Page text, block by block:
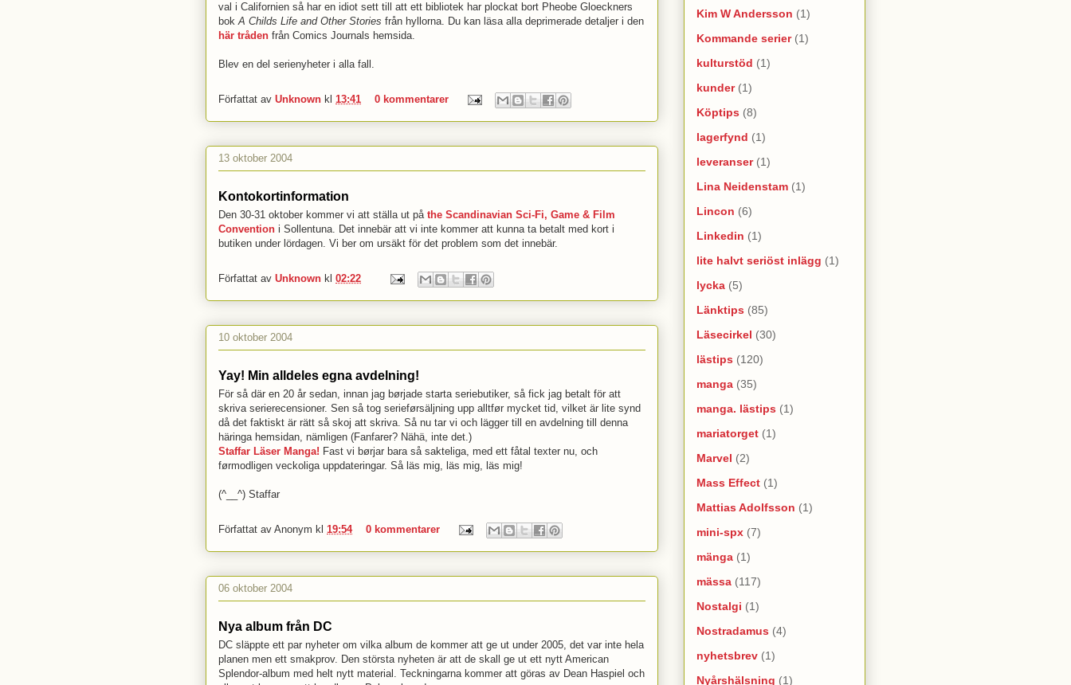
val i Californien så har en idiot sett till att ett bibliotek har plockat bort Pheobe Gloeckners
bokA Childs Life and Other Stories från hyllorna. Du kan läsa alla deprimerade detaljer i den
här tråden från Comics Journals hemsida.
Blev en del serienyheter i alla fall.
Författat av Unknown kl 13:41 0 kommentarer
13 oktober 2004
Kontokortinformation
Den 30-31 oktober kommer vi att ställa ut på the Scandinavian Sci-Fi, Game & Film
Convention i Sollentuna. Det innebär att vi inte kommer att kunna ta betalt med kort i
butiken under lördagen. Vi ber om ursäkt för det problem som det innebär.
Författat av Unknown kl 02:22
10 oktober 2004
Yay! Min alldeles egna avdelning!
För så där en 20 år sedan, innan jag børjade starta seriebutiker, så fick jag betalt för att
skriva serierecensioner. Sen så tog serieførsäljning upp alltfør mycket tid, vilket är lite synd
då det faktiskt är rätt så skoj att skriva. Så nu tar vi och lägger till en avdelning till denna
häringa hemsidan, nämligen (Fanfarer? Nähä, inte det.)
Staffar Läser Manga! Fast vi børjar bara så sakteliga, med ett fåtal texter nu, och
førmodligen veckoliga uppdateringar. Så läs mig, läs mig, läs mig!
(^__^) Staffar
Författat av Anonym kl 19:54 0 kommentarer
06 oktober 2004
Nya album från DC
DC släppte ett par nyheter om vilka album de kommer att ge ut under 2005, det var inte hela
planen men ett smakprov. Den största nyheten är att de skall ge ut ett nytt American
Splendor-album med helt nytt material. Teckningarna kommer att göras av Dean Haspiel och
Kim W Andersson (1)
Kommande serier (1)
kulturstöd (1)
kunder (1)
Köptips (8)
lagerfynd (1)
leveranser (1)
Lina Neidenstam (1)
Lincon (6)
Linkedin (1)
lite halvt seriöst inlägg (1)
lycka (5)
Länktips (85)
Läsecirkel (30)
lästips (120)
manga (35)
manga. lästips (1)
mariatorget (1)
Marvel (2)
Mass Effect (1)
Mattias Adolfsson (1)
mini-spx (7)
mänga (1)
mässa (117)
Nostalgi (1)
Nostradamus (4)
nyhetsbrev (1)
Nyårshälsning (1)